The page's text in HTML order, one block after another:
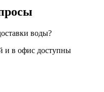
воды?
и в офис доступны